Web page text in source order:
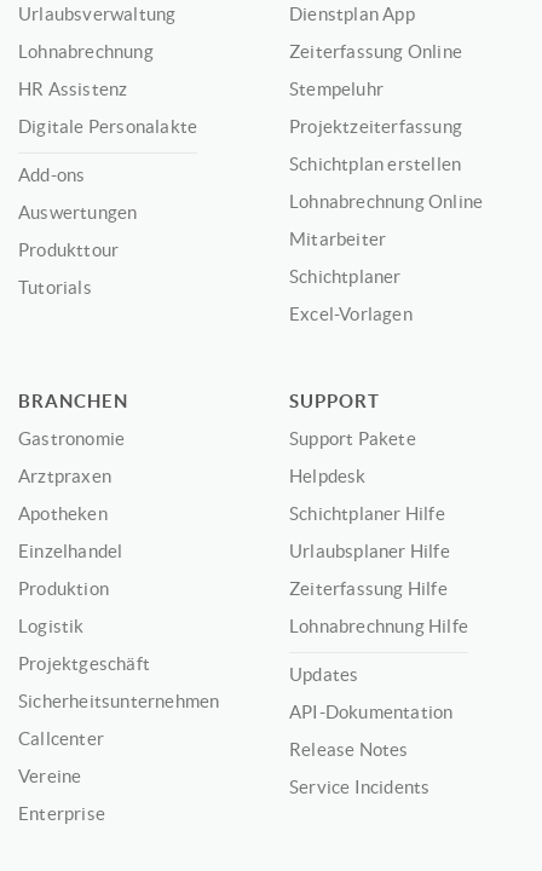
Urlaubsverwaltung
Lohnabrechnung
HR Assistenz
Digitale Personalakte
Add-ons
Auswertungen
Produkttour
Tutorials
Dienstplan App
Zeiterfassung Online
Stempeluhr
Projektzeiterfassung
Schichtplan erstellen
Lohnabrechnung Online
Mitarbeiter
Schichtplaner
Excel-Vorlagen
BRANCHEN
Gastronomie
Arztpraxen
Apotheken
Einzelhandel
Produktion
Logistik
Projektgeschäft
Sicherheitsunternehmen
Callcenter
Vereine
Enterprise
SUPPORT
Support Pakete
Helpdesk
Schichtplaner Hilfe
Urlaubsplaner Hilfe
Zeiterfassung Hilfe
Lohnabrechnung Hilfe
Updates
API-Dokumentation
Release Notes
Service Incidents